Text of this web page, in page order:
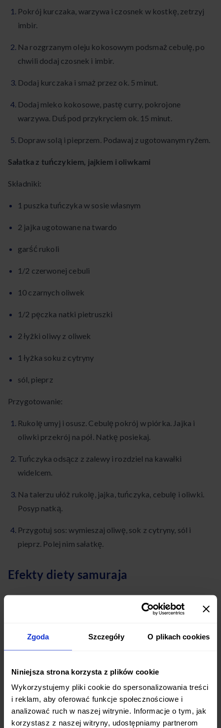
Zgoda Szczegóły O plikach cookies
Niniejsza strona korzysta z plików cookie
Wykorzystujemy pliki cookie do spersonalizowania treści
i reklam, aby oferować funkcje społecznościowe i
analizować ruch w naszej witrynie. Informacje o tym, jak
korzystasz z naszej witryny, udostępniamy partnerom
Pokrój kurczaka, warzywa i czosnek w kostkę, zetrzyj
imbir.
Na rozgrzanym oleju kokosowym podsmaż cebulę, po
chwili dodaj czosnek i imbir.
Dodaj kurczaka i smaż przez ok. 5 minut.
Dodaj mleko kokosowe, pastę curry, pokrojone
warzywa. Duś pod przykryciem ok. 15 minut.
Dopraw solą i pieprzem. Podawaj z ugotowanym ryżem.
Sałatka z tuńczykiem, jajkiem i oliwkami
Składniki:
1 puszka tuńczyka w sosie własnym
2 jajka ugotowane na twardo
garść rukoli
1/2 czerwonej cebuli
10 czarnych oliwek
1/2 pęczka natki pietruszki
2 łyżki oliwy z oliwek
1 łyżka soku z cytryny
sól, pieprz
Przygotowanie:
Rukolę umyj i osusz. Cebulę pokrój w piórka. Jajka i
oliwki przekrój na pół. Natkę posiekaj.
Tuńczyka odsącz z zalewy i rozdziel na kawałki
widelcem.
Na talerzu ułóż rukolę, jajka, tuńczyka, cebulę i oliwki.
Posyp natką.
Przygotuj sos: wymieszaj oliwę, sok z cytryny, sól i
pieprz. Polej nim sałatkę.
Efekty diety samuraja
zdrowotnych, takich jak:
redukcja tkanki tłuszczowej dzięki odpowiedniemu
bilansowi makroskładników i regularnej aktywności
fizycznej
Lepsze samopoczucie i więcej energiidzięki